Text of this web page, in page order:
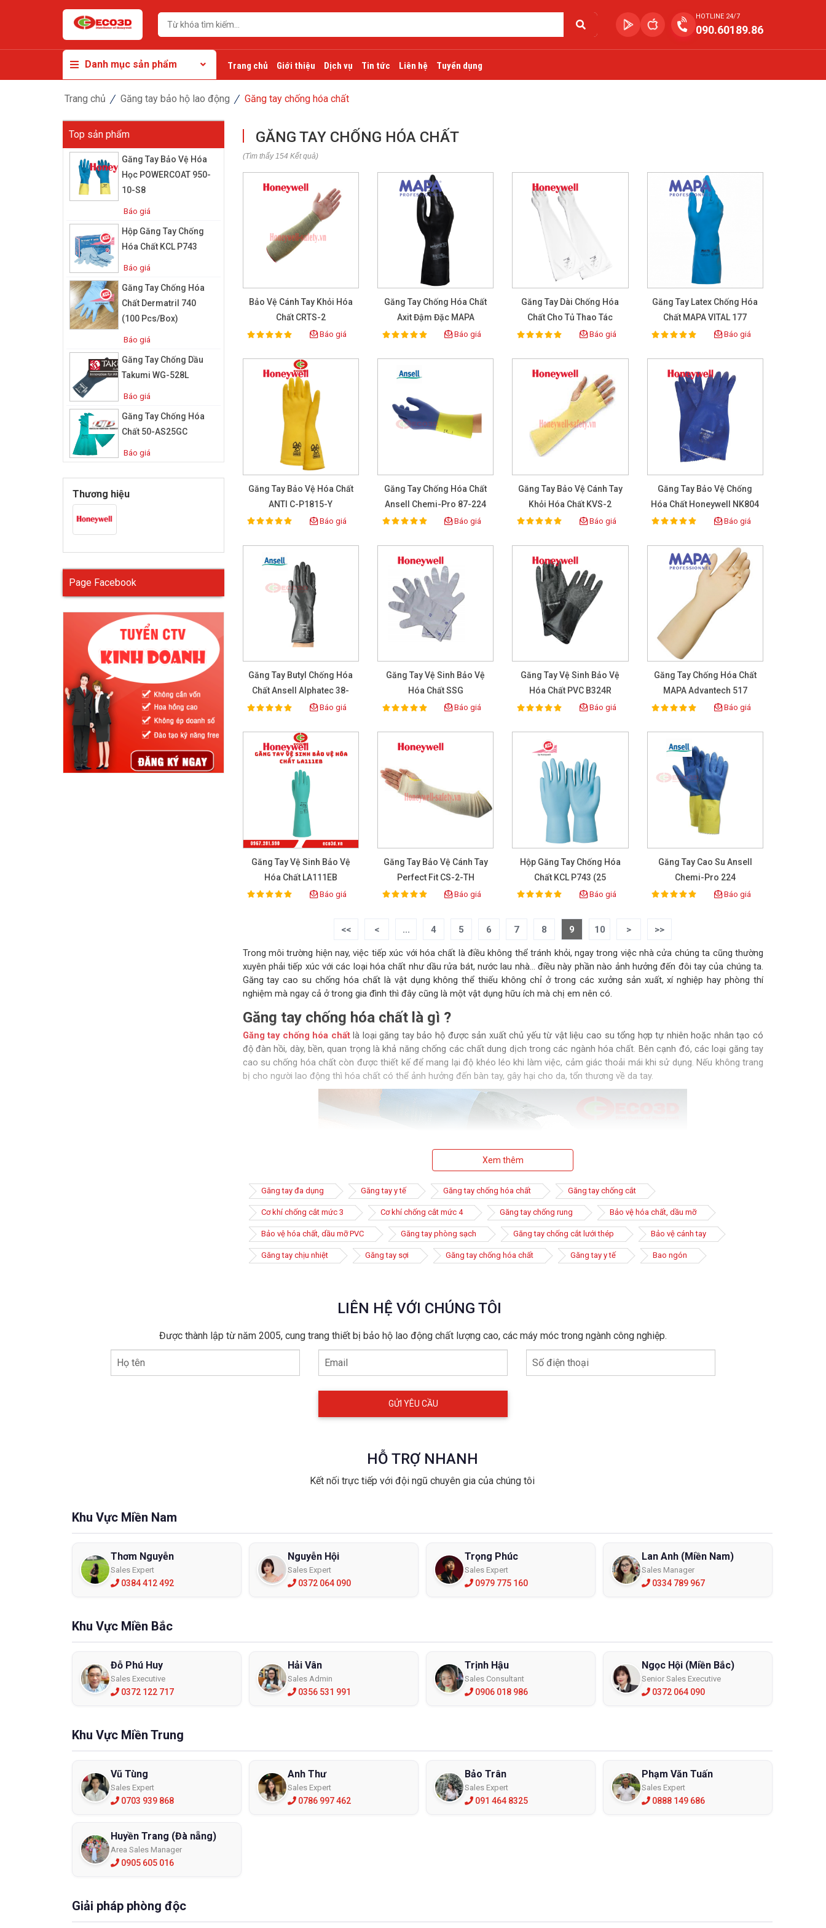
HOTLINE 24/7
090.60189.86
Danh mục sản phẩm Trang chủ Giới thiệu Dịch vụ Tin tức Liên hệ Tuyển dụng
Trang chủ Găng tay bảo hộ lao động Găng tay chống hóa chất
Top sản phẩm
Găng Tay Bảo Vệ Hóa
Học POWERCOAT 950-
10-S8
Báo giá
Hộp Găng Tay Chống
Hóa Chất KCL P743
Báo giá
Găng Tay Chống Hóa
Chất Dermatril 740
(100 Pcs/box)
Báo giá
Găng Tay Chống Dầu
Takumi WG-528L
Báo giá
Găng Tay Chống Hóa
Chất 50-AS25GC
Báo giá
Thương hiệu
Page Facebook
GĂNG TAY CHỐNG HÓA CHẤT
(Tìm thấy 154 Kết quả)
Bảo Vệ Cánh Tay Khỏi Hóa
Chất CRTS-2
Rating:
100% Báo giá
Găng Tay Chống Hóa Chất
Axit Đậm Đặc MAPA
ULTRANEO 420
Rating:
100% Báo giá
Găng Tay Dài Chống Hóa
Chất Cho Tủ Thao Tác
Glove Box NORTH CSM,
Rating:
100% Báo giá
Găng Tay Latex Chống Hóa
Chất MAPA VITAL 177
Rating:
100% Báo giá
Găng Tay Bảo Vệ Hóa Chất
ANTI C-P1815-Y
Rating:
100% Báo giá
Găng Tay Chống Hóa Chất
Ansell Chemi-Pro 87-224
Rating:
100% Báo giá
Găng Tay Bảo Vệ Cánh Tay
Khỏi Hóa Chất KVS-2
Rating:
100% Báo giá
Găng Tay Bảo Vệ Chống
Hóa Chất Honeywell NK804
Rating:
100% Báo giá
Găng Tay Butyl Chống Hóa
Chất Ansell Alphatec 38-
Rating:
100% Báo giá
Găng Tay Vệ Sinh Bảo Vệ
Hóa Chất SSG
Rating:
100% Báo giá
Găng Tay Vệ Sinh Bảo Vệ
Hóa Chất PVC B324R
Rating:
100% Báo giá
Găng Tay Chống Hóa Chất
MAPA Advantech 517
Rating:
100% Báo giá
Găng Tay Vệ Sinh Bảo Vệ
Hóa Chất LA111EB
Rating:
100% Báo giá
Găng Tay Bảo Vệ Cánh Tay
Perfect Fit CS-2-TH
Rating:
100% Báo giá
Hộp Găng Tay Chống Hóa
Chất KCL P743 (25
Pairs/box)
Rating:
100% Báo giá
Găng Tay Cao Su Ansell
Chemi-Pro 224
Rating:
100% Báo giá
<< < ... 4 5 6 7 8 9 10 > >>
Trong môi trường hiện nay, việc tiếp xúc với hóa chất là điều không thể tránh khỏi, ngay trong việc nhà cửa chúng ta cũng thường
xuyên phải tiếp xúc với các loại hóa chất như dầu rửa bát, nước lau nhà… điều này phần nào ảnh hưởng đến đôi tay của chúng ta.
Găng tay cao su chống hóa chất là vật dụng không thể thiếu không chỉ ở trong các xưởng sản xuất, xí nghiệp hay phòng thí
nghiệm mà ngay cả ở trong gia đình thì đây cũng là một vật dụng hữu ích mà chị em nên có.
Găng tay chống hóa chất là gì ?
Găng tay chống hóa chấtlà loại găng tay bảo hộ được sản xuất chủ yếu từ vật liệu cao su tổng hợp tự nhiên hoặc nhân tạo có
độ đàn hồi, dày, bền, quan trọng là khả năng chống các chất dung dịch trong các ngành hóa chất. Bên cạnh đó, các loại găng tay
cao su chống hóa chất còn được thiết kế để mang lại độ khéo léo khi làm việc, cảm giác thoải mái khi sử dụng. Nếu không trang
bị cho người lao động thì hóa chất có thể ảnh hưởng đến bàn tay, gây hại cho da, tổn thương về da tay.
chất độc hại cực tốt. Bên cạnh đó, các loại găng tay cao su chống hóa chất còn được thiết kế để mang lại độ khéo léo khi làm
Chọn găng tay cao su chống hóa chất phù hợp
Khi người lao động được yêu cầu phải xử lý hóa chất, điều quan trọng là họ phải được trang bị các thiết bị bảo hộ cá nhân phù hợp
- Những loại hóa chất đang được xử lý ?
- Phản ứng tự nhiên của nó là gì khi tiếp xúc ?
Găng tay chống hóa chất có thể được làm từ các chất liệu cao su khác nhau, độ dày khác nhau để chống loại các hóa chất tốt
hơn nhưng lại có thể làm giảm sự thoải mái khi cầm nắm.
Xem thêm
Găng tay đa dụng Găng tay y tế Găng tay chống hóa chất Găng tay chống cắt
Cơ khí chống cắt mức 3 Cơ khí chống cắt mức 4 Găng tay chống rung Bảo vệ hóa chất, dầu mỡ
Bảo vệ hóa chất, dầu mỡ PVC Găng tay phòng sạch Găng tay chống cắt lưới thép Bảo vệ cánh tay
Găng tay chịu nhiệt Găng tay sợi Găng tay chống hóa chất Găng tay y tế Bao ngón
LIÊN HỆ VỚI CHÚNG TÔI
Được thành lập từ năm 2005, cung trang thiết bị bảo hộ lao động chất lượng cao, các máy móc trong ngành công nghiệp.
Họ tên Email Số điện thoại
HỖ TRỢ NHANH
Kết nối trực tiếp với đội ngũ chuyên gia của chúng tôi
Khu Vực Miền Nam
Thơm Nguyễn
Sales Expert
0384 412 492
Nguyễn Hội
Sales Expert
0372 064 090
Trọng Phúc
Sales Expert
0979 775 160
Lan Anh (Miền Nam)
Sales Manager
0334 789 967
Khu Vực Miền Bắc
Đỗ Phú Huy
Sales Executive
0372 122 717
Hải Vân
Sales Admin
0356 531 991
Trịnh Hậu
Sales Consultant
0906 018 986
Ngọc Hội (Miền Bắc)
Senior Sales Executive
0372 064 090
Khu Vực Miền Trung
Vũ Tùng
Sales Expert
0703 939 868
Anh Thư
Sales Expert
0786 997 462
Bảo Trân
Sales Expert
091 464 8325
Phạm Văn Tuấn
Sales Expert
0888 149 686
Huyền Trang (Đà nẵng)
Area Sales Manager
0905 605 016
Giải pháp phòng độc